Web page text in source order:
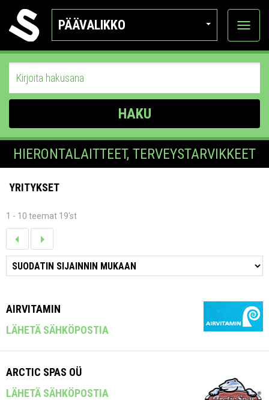
PÄÄVALIKKO
Näytä
HAKU
HIERONTALAITTEET, TERVEYSTARVIKKEET
YRITYKSET
1 - 10 teemat 19'st
AIRVITAMIN
LÄHETÄ SÄHKÖPOSTIA
ARCTIC SPAS OÜ
LÄHETÄ SÄHKÖPOSTIA